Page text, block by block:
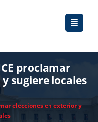
proclamar
sugiere locales
elecciones en exterior y